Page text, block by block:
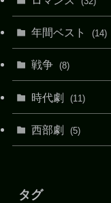
年間ベスト (14)
戦争 (8)
時代劇 (11)
西部劇 (5)
タグ